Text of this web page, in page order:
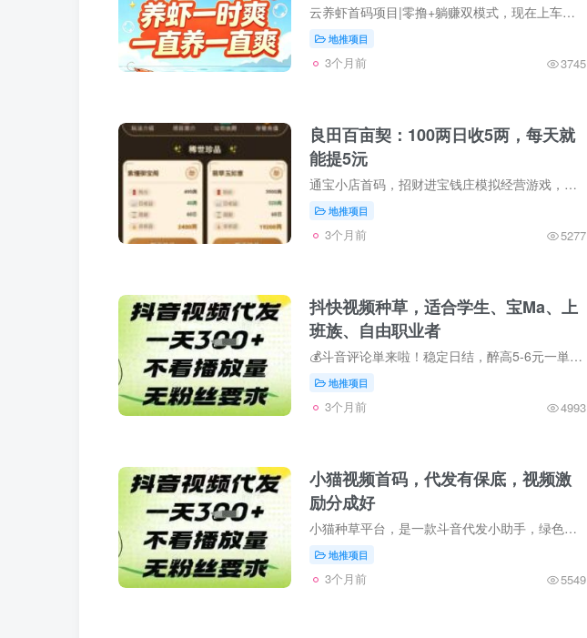
云养虾首码项目|零撸+躺赚双模式，现在上车吃肉!1。零撸就能赚注册就领8元可提现龙虾金!每日免费盲盒100%中奖，最低也能提现金，无门槛薅羊毛。2。零投入高产出0元上车，日赚最高380元，当天就...
地推项目
3个月前 3745
良田百亩契：100两日收5两，每天就
能提5沅
通宝小店首码，招财进宝钱庄模拟经营游戏，用户可通过购置契书，每日坐收红利，还有定投计划，全球汾红，财源滚滚不息。元起提。无手续费。通宝契书。日息收益：良田百亩契：100两日收5两，每天...
地推项目
3个月前 5277
抖快视频种草，适合学生、宝Ma、上
班族、自由职业者
💰斗音评论単来啦！稳定日结，醉高5-6元一単！视频种草代发最高10米一丹，想在家轻松赚零花钱吗？ ✅工作简単： 只需按照要求在指定斗音视频下写评论 ✅无需露脸、无需出镜 ✅不限时间、不...
地推项目
3个月前 4993
小猫视频首码，代发有保底，视频激
励分成好
小猫种草平台，是一款斗音代发小助手，绿色内容，视频发出完成后，自动发放奖金，满1起致富宝提取，每天可重复做，非常简单的手机副业，值得大家肯定。小猫种草攻略：1.操作简单：平台里直接获...
地推项目
3个月前 5549